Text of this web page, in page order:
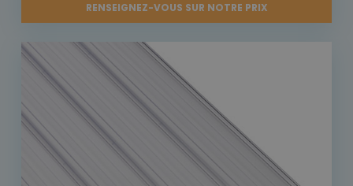
RENSEIGNEZ-VOUS SUR NOTRE PRIX